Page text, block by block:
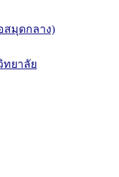
สมุดกลาง)
ยาลัย